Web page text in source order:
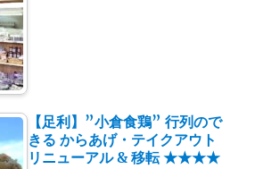
【足利】”小倉食鶏” 行列ので
きる からあげ・テイクアウト
リニューアル & 移転 ★★★★